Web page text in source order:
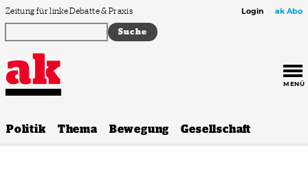
Zum Inhalt springen
Zeitung für linke Debatte & Praxis Login ak Abo
MENÜ
Politik Thema Bewegung Gesellschaft